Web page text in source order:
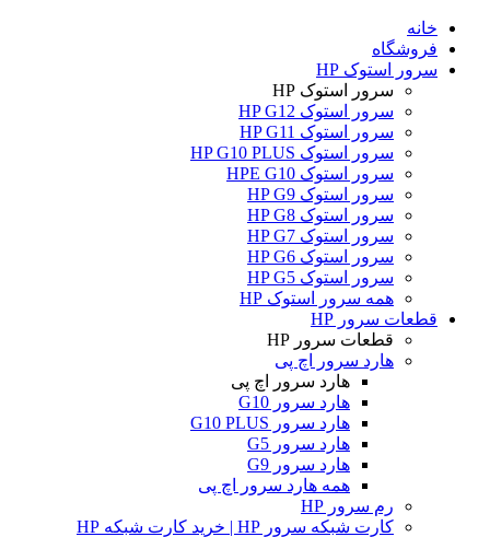
خانه
فروشگاه
سرور استوک HP
سرور استوک HP
سرور استوک HP G12
سرور استوک HP G11
سرور استوک HP G10 PLUS
سرور استوک HPE G10
سرور استوک HP G9
سرور استوک HP G8
سرور استوک HP G7
سرور استوک HP G6
سرور استوک HP G5
همه سرور استوک HP
قطعات سرور HP
قطعات سرور HP
هارد سرور اچ پی
هارد سرور اچ پی
هارد سرور G10
هارد سرور G10 PLUS
هارد سرور G5
هارد سرور G9
همه هارد سرور اچ پی
رم سرور HP
کارت شبکه سرور HP | خرید کارت شبکه HP